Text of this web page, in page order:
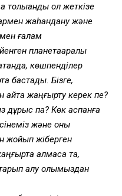
қол жеткізе
жаһандану және
ғалам
планетааралық
көшпенділер
бастады. Бізге,
жаңғырту керек пе?
па? Көк аспанға
және оны
жойып жіберген
алмасақ та,
алу қолымыздан